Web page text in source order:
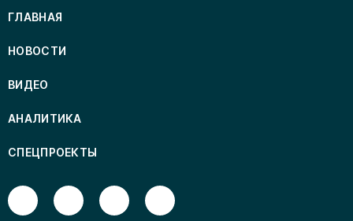
ГЛАВНАЯ
НОВОСТИ
ВИДЕО
АНАЛИТИКА
СПЕЦПРОЕКТЫ